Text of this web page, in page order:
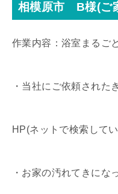
相模原市 B様(ご
作業内容：浴室まるご
・当社にご依頼された
HP(ネットで検索して
・お家の汚れてきにな